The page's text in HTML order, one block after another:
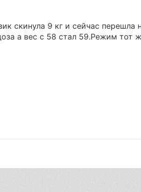
9 кг и сейчас перешла
а вес с 58 стал 59.Режим тот